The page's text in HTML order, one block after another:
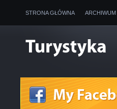
STRONA GŁÓWNA ARCHIWUM